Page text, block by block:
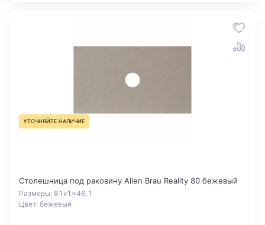
УТОЧНЯЙТЕ НАЛИЧИЕ
Столешница под раковину Allen Brau Reality 80 бежевый
Размеры: 81x1x46.1
Цвет: бежевый